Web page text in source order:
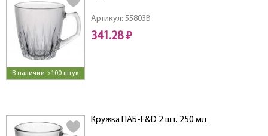
В наличии >100 штук
Артикул: 55803B
341.28 ₽
Кружка ПАБ-F&D 2 шт. 250 мл